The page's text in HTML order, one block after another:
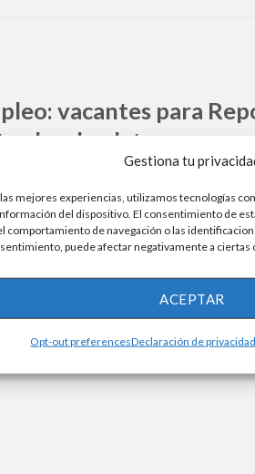
Gestiona tu
mejores experiencias, utilizamos tecnologías
del dispositivo. El consentimiento de
comportamiento de navegación o las
puede afectar negativamente a ciertas
ACEPTAR
Opt-out preferencesDeclaración de
vacantes para
de platos
para su campaña de verano. La
meses de julio, agosto y septiembre
de trabajo? Vea cómo solicitar la